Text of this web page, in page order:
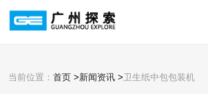
当前位置： 首页 >新闻资讯 >卫生纸中包包装机